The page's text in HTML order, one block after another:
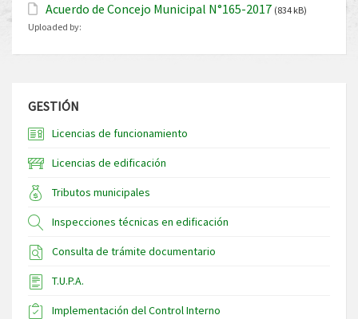
Acuerdo de Concejo Municipal N°165-2017 (834 kB)
Uploaded by:
GESTIÓN
Licencias de funcionamiento
Licencias de edificación
Tributos municipales
Inspecciones técnicas en edificación
Consulta de trámite documentario
T.U.P.A.
Implementación del Control Interno